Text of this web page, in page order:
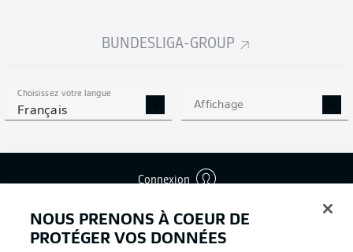
BUNDESLIGA-GROUP
Choisissez votre langue
Français Affichage
Connexion
NOUS PRENONS À COEUR DE
PROTÉGER VOS DONNÉES